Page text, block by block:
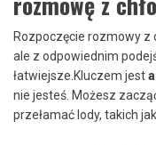
Rozpoczęcie rozmowy z
ale z odpowiednim
łatwiejsze.Kluczem jest
nie jesteś. Możesz
przełamać lody, takich